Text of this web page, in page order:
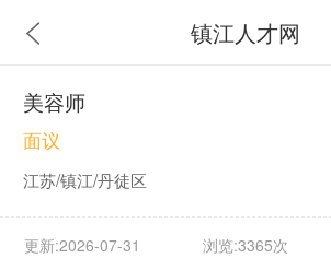
镇江人才网
美容师
面议
江苏/镇江/丹徒区
更新:2026-07-31 浏览:3365次